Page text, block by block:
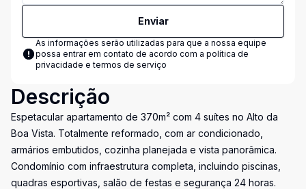
Enviar
As informações serão utilizadas para que a nossa equipe
possa entrar em contato de acordo com a política de
privacidade e termos de serviço
Descrição
Espetacular apartamento de 370m² com 4 suítes no Alto da
Boa Vista. Totalmente reformado, com ar condicionado,
armários embutidos, cozinha planejada e vista panorâmica.
Condomínio com infraestrutura completa, incluindo piscinas,
quadras esportivas, salão de festas e segurança 24 horas.